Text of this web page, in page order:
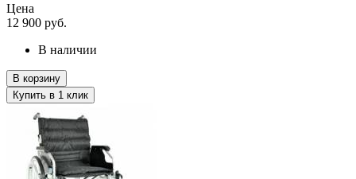
Цена
12 900 руб.
В наличии
В корзину
Купить в 1 клик